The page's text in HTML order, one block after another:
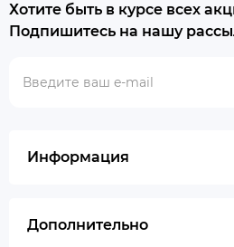
Хотите быть в курсе всех
Подпишитесь на нашу
Информация
Дополнительно